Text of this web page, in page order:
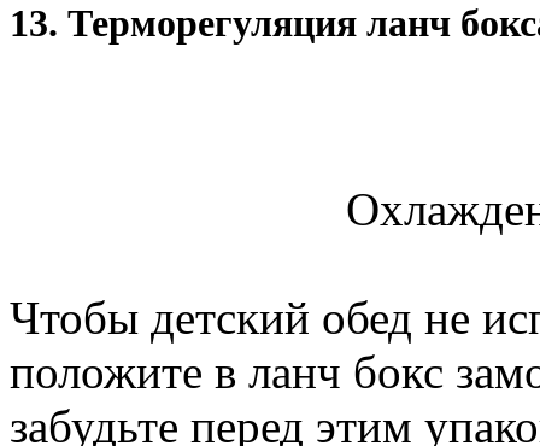
13. Терморегуляция ланч
Чтобы детский обед не
положите в ланч бокс
забудьте перед этим